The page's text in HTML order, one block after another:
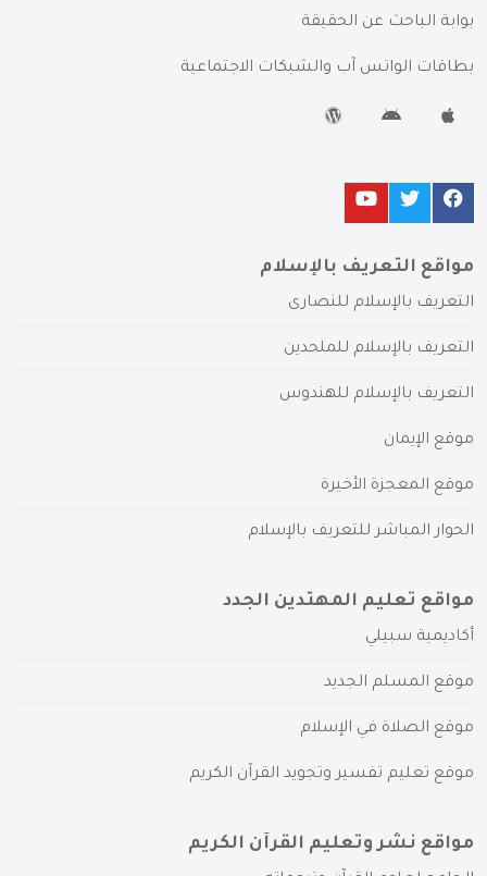
بوابة الباحث عن الحقيقة
بطاقات الواتس آب والشبكات الاجتماعية
مواقع التعريف بالإسلام
التعريف بالإسلام للنصارى
التعريف بالإسلام للملحدين
التعريف بالإسلام للهندوس
موقع الإيمان
موقع المعجزة الأخيرة
الحوار المباشر للتعريف بالإسلام
مواقع تعليم المهتدين الجدد
أكاديمية سبيلي
موقع المسلم الجديد
موقع الصلاة في الإسلام
موقع تعليم تفسير وتجويد القرآن الكريم
مواقع نشر وتعليم القرآن الكريم